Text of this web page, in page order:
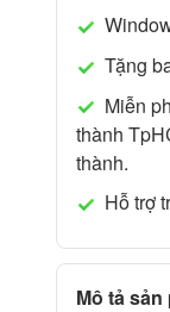
Tặng
Miễn
thành
thành.
Hỗ trợ
Mô tả sản